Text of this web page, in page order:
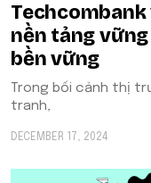
nền tảng
bền vững
Trong bối cảnh thị
tranh,
DECEMBER 17, 2024